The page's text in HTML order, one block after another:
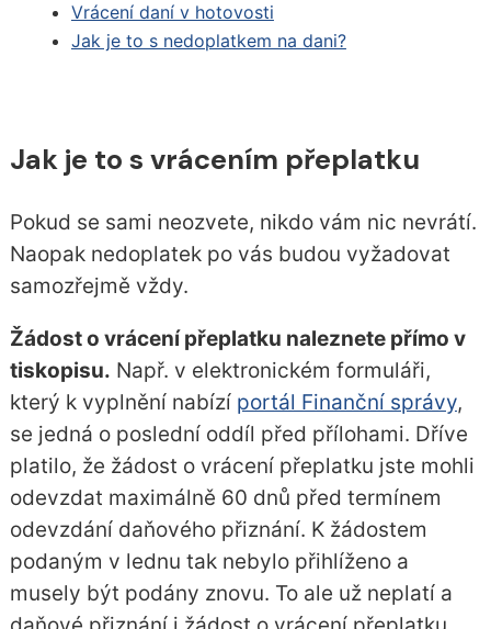
Vrácení daní v hotovosti
Jak je to s nedoplatkem na dani?
Jak je to s vrácením přeplatku
Pokud se sami neozvete, nikdo vám nic nevrátí.
Naopak nedoplatek po vás budou vyžadovat
samozřejmě vždy.
Žádost o vrácení přeplatku naleznete přímo v
tiskopisu. Např. v elektronickém formuláři,
který k vyplnění nabízí portál Finanční správy,
se jedná o poslední oddíl před přílohami. Dříve
platilo, že žádost o vrácení přeplatku jste mohli
odevzdat maximálně 60 dnů před termínem
odevzdání daňového přiznání. K žádostem
podaným v lednu tak nebylo přihlíženo a
musely být podány znovu. To ale už neplatí a